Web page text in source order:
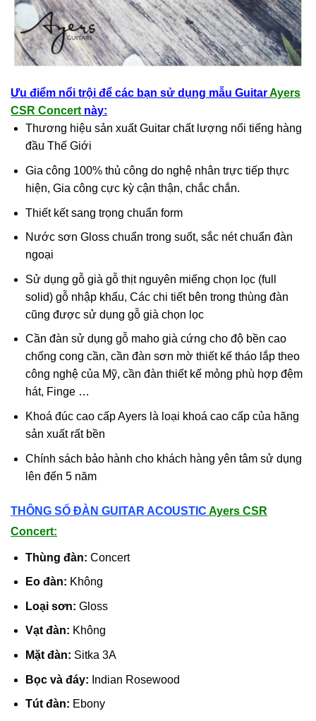
Ưu điểm nổi trội để các bạn sử dụng mẫu GuitarAyers
CSR Concert này:
Thương hiệu sản xuất Guitar chất lượng nổi tiếng hàng
đầu Thế Giới
Gia công 100% thủ công do nghệ nhân trực tiếp thực
hiện, Gia công cực kỳ cận thận, chắc chắn.
Thiết kết sang trọng chuẩn form
Nước sơn Gloss chuẩn trong suốt, sắc nét chuẩn đàn
ngoại
Sử dụng gỗ già gỗ thịt nguyên miếng chọn lọc (full
solid) gỗ nhập khẩu, Các chi tiết bên trong thùng đàn
cũng được sử dụng gỗ già chọn lọc
Cần đàn sử dụng gỗ maho già cứng cho độ bền cao
chống cong cần, cần đàn sơn mờ thiết kế tháo lắp theo
công nghệ của Mỹ, cần đàn thiết kế mỏng phù hợp đệm
hát, Finge …
Khoá đúc cao cấp Ayers là loại khoá cao cấp của hãng
sản xuất rất bền
Chính sách bảo hành cho khách hàng yên tâm sử dụng
lên đến 5 năm
THÔNG SỐ ĐÀN GUITAR ACOUSTIC Ayers CSR
Concert:
Thùng đàn: Concert
Eo đàn: Không
Loại sơn: Gloss
Vạt đàn: Không
Mặt đàn: Sitka 3A
Bọc và đáy: Indian Rosewood
Tút đàn: Ebony